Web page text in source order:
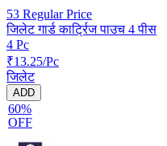
53 Regular Price
जिलेट गार्ड कार्ट्रिज पाउच 4 पीस
4 Pc
₹13.25/Pc
जिलेट
ADD
60%
OFF